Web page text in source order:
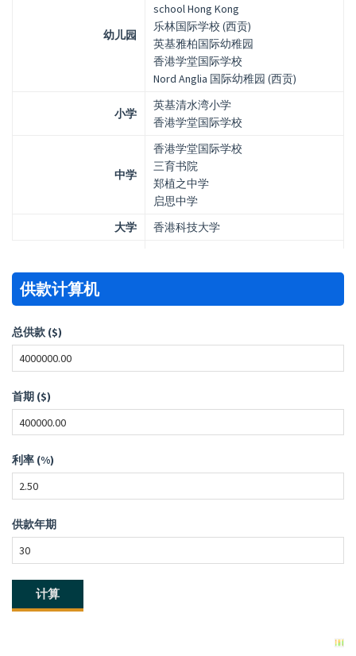
幼儿园
school Hong Kong
乐林国际学校 (西贡)
英基雅柏国际幼稚园
香港学堂国际学校
Nord Anglia 国际幼稚园 (西贡)
小学
英基清水湾小学
香港学堂国际学校
中学
香港学堂国际学校
三育书院
郑植之中学
启思中学
大学
香港科技大学
供款计算机
总供款 ($)
首期 ($)
利率 (%)
供款年期